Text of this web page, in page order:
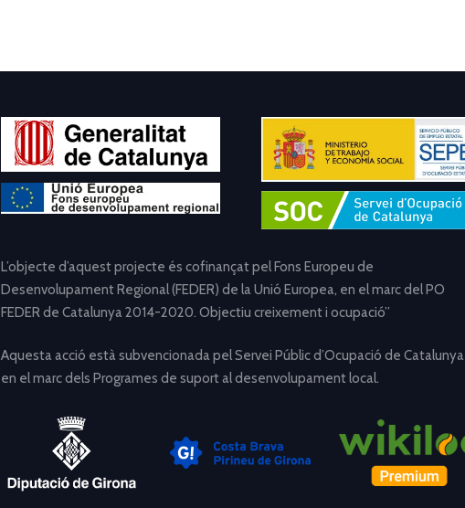
L’objecte d’aquest projecte és cofinançat pel Fons Europeu de
Desenvolupament Regional (FEDER) de la Unió Europea, en el marc del PO
FEDER de Catalunya 2014-2020. Objectiu creixement i ocupació”
Aquesta acció està subvencionada pel Servei Públic d’Ocupació de Catalunya
en el marc dels Programes de suport al desenvolupament local.